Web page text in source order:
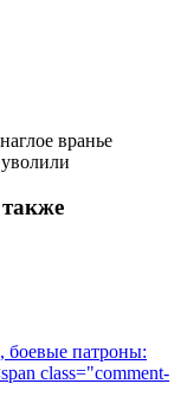
вранье